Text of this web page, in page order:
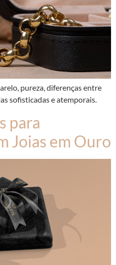
pureza, diferenças entre
sofisticadas e atemporais.
para
Joias em Ouro